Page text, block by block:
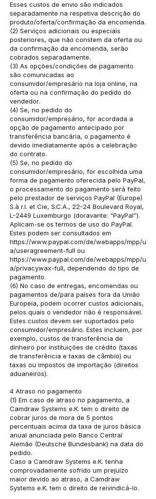
Esses custos de envio são indicados
separadamente na respetiva descrição do
produto/oferta/confirmação da encomenda.
(2) Serviços adicionais ou especiais
posteriores, que não constem da oferta ou
da confirmação da encomenda, serão
cobrados separadamente.
(3) As opções/condições de pagamento
são comunicadas ao
consumidor/empresário na loja online, na
oferta ou na confirmação do pedido do
vendedor.
(4) Se, no pedido do
consumidor/empresário, for acordada a
opção de pagamento antecipado por
transferência bancária, o pagamento é
devido imediatamente após a celebração
do contrato.
(5) Se, no pedido do
consumidor/empresário, for escolhida uma
forma de pagamento oferecida pelo PayPal,
o processamento do pagamento será feito
pelo prestador de serviços PayPal (Europe)
S.à r.l. et Cie, S.C.A., 22-24 Boulevard Royal,
L-2449 Luxemburgo (doravante: “PayPal”).
Aplicam-se os termos de uso do PayPal.
Estes podem ser consultados em
https://www.paypal.com/de/webapps/mpp/u
a/useragreement-full ou
https://www.paypal.com/de/webapps/mpp/u
a/privacywax-full, dependendo do tipo de
pagamento.
(6) No caso de entregas, encomendas ou
pagamentos de/para países fora da União
Europeia, podem ocorrer custos adicionais,
pelos quais o vendedor não é responsável.
Estes custos devem ser suportados pelo
consumidor/empresário. Estes incluem, por
exemplo, custos de transferência de
dinheiro por instituições de crédito (taxas
de transferência e taxas de câmbio) ou
taxas ou impostos de importação (direitos
aduaneiros).
4 Atraso no pagamento
(1) Em caso de atraso no pagamento, a
Camdraw Systems e.K. tem o direito de
cobrar juros de mora de 5 pontos
percentuais acima da taxa de juros básica
anual anunciada pelo Banco Central
Alemão (Deutsche Bundesbank) na data do
pedido.
Caso a Camdraw Systems e.K. tenha
comprovadamente sofrido um prejuízo
maior devido ao atraso, a Camdraw
Systems e.K. tem o direito de reivindicá-lo.